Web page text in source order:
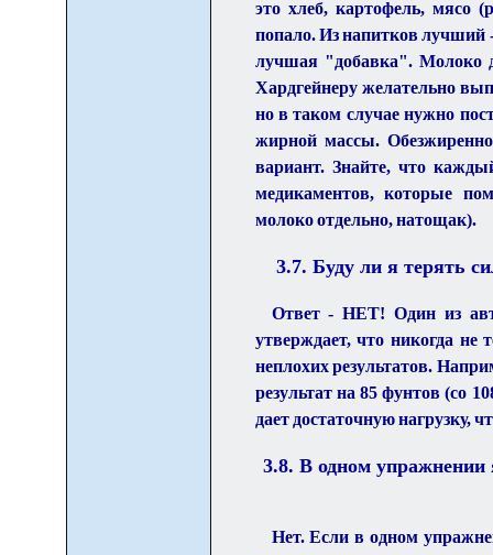
это хлеб, картофель, мясо
попало. Из напитков лучший
лучшая "добавка". Молоко
Хардгейнеру желательно
но в таком случае нужно
жирной массы.
вариант. Знайте, что
медикаментов, которые
молоко отдельно, натощак).
3.7. Буду ли я терять
Ответ - НЕТ! Один из
утверждает, что никогда не
неплохих результатов.
результат на 85 фунтов (со
дает достаточную нагрузку,
3.8. В одном упражнении
Нет. Если в одном